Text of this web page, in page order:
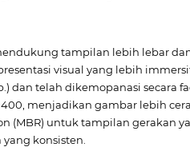
tampilan lebih lebar
visual yang lebih
dan telah dikemopanasi secara
menjadikan gambar lebih
(MBR) untuk tampilan gerakan
konsisten.